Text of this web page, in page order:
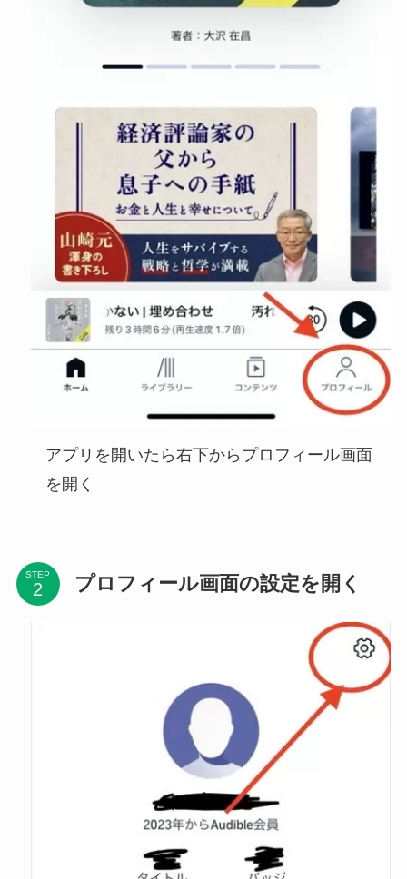
アプリを開いたら右下からプロフィール画面
を開く
STEP プロフィール画面の設定を開く